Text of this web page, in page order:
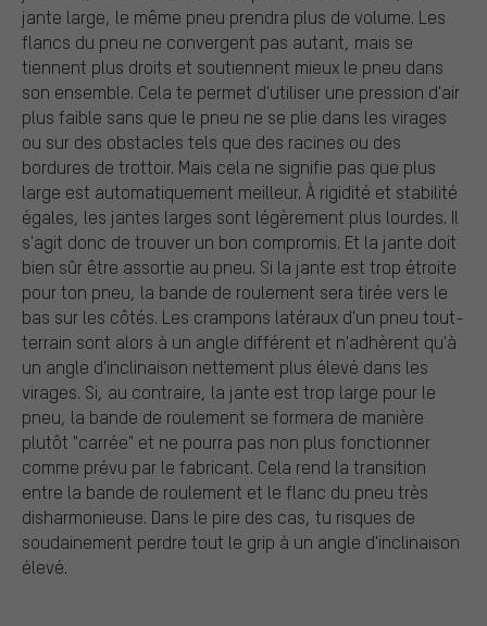
jante large, le même pneu prendra plus de volume. Les
flancs du pneu ne convergent pas autant, mais se
tiennent plus droits et soutiennent mieux le pneu dans
son ensemble. Cela te permet d'utiliser une pression d'air
plus faible sans que le pneu ne se plie dans les virages
ou sur des obstacles tels que des racines ou des
bordures de trottoir. Mais cela ne signifie pas que plus
large est automatiquement meilleur. À rigidité et stabilité
égales, les jantes larges sont légèrement plus lourdes. Il
s'agit donc de trouver un bon compromis. Et la jante doit
bien sûr être assortie au pneu. Si la jante est trop étroite
pour ton pneu, la bande de roulement sera tirée vers le
bas sur les côtés. Les crampons latéraux d'un pneu tout-
terrain sont alors à un angle différent et n'adhèrent qu'à
un angle d'inclinaison nettement plus élevé dans les
virages. Si, au contraire, la jante est trop large pour le
pneu, la bande de roulement se formera de manière
plutôt "carrée" et ne pourra pas non plus fonctionner
comme prévu par le fabricant. Cela rend la transition
entre la bande de roulement et le flanc du pneu très
disharmonieuse. Dans le pire des cas, tu risques de
soudainement perdre tout le grip à un angle d'inclinaison
élevé.